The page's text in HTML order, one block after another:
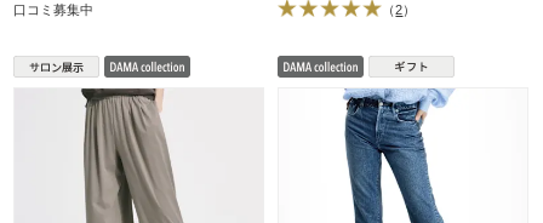
口コミ募集中 （2）